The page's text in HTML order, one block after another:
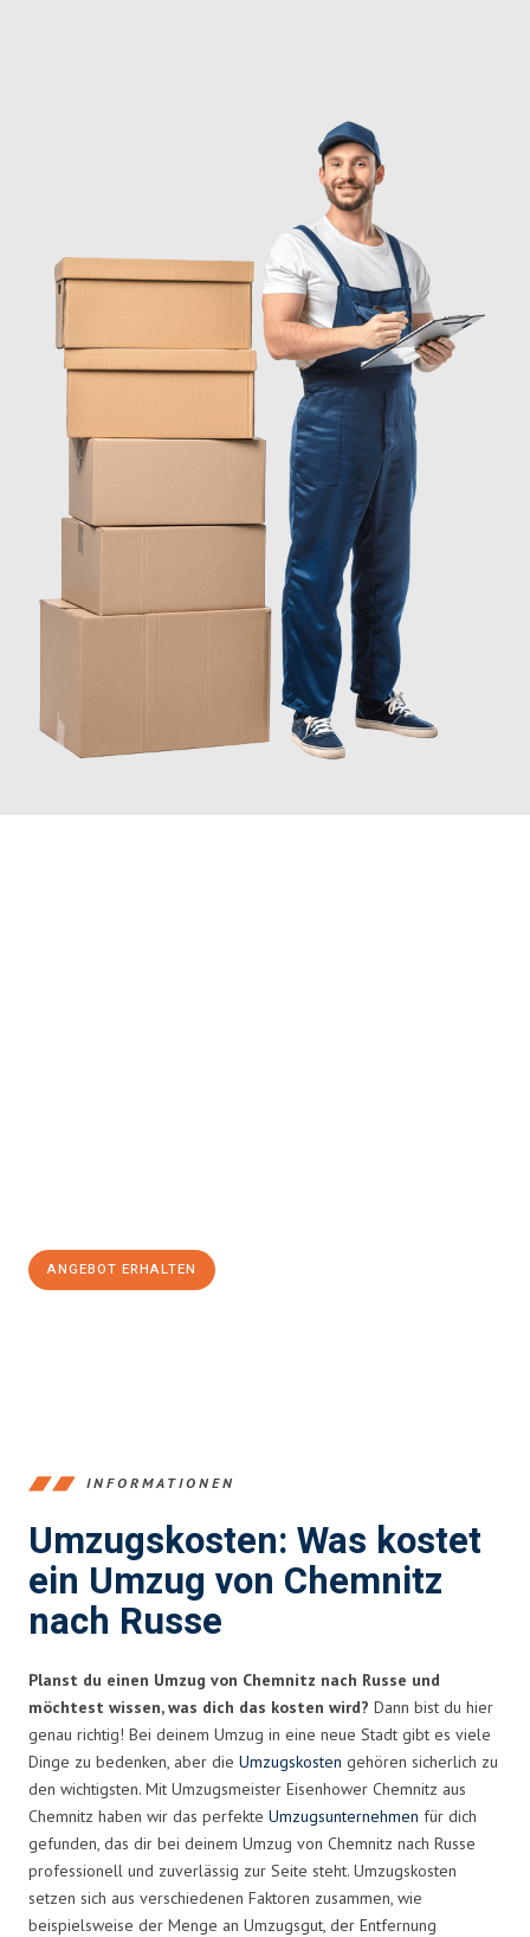
ANGEBOT ERHALTEN
INFORMATIONEN
Umzugskosten: Was kostet
ein Umzug von Chemnitz
nach Russe
Planst du einen Umzug von Chemnitz nach Russe und
möchtest wissen, was dich das kosten wird? Dann bist du hier
genau richtig! Bei deinem Umzug in eine neue Stadt gibt es viele
Dinge zu bedenken, aber die Umzugskosten gehören sicherlich zu
den wichtigsten. Mit Umzugsmeister Eisenhower Chemnitz aus
Chemnitz haben wir das perfekte Umzugsunternehmen für dich
gefunden, das dir bei deinem Umzug von Chemnitz nach Russe
professionell und zuverlässig zur Seite steht. Umzugskosten
setzen sich aus verschiedenen Faktoren zusammen, wie
beispielsweise der Menge an Umzugsgut, der Entfernung